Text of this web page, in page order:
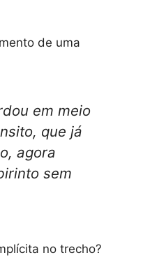
de uma
em meio
que já
agora
sem
no trecho?